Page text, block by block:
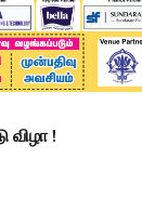
விழா !